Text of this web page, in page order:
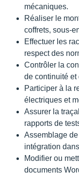
mécaniques.
Réaliser le
coffrets, sous-
Effectuer les
respect des
Contrôler la
de continuité et
Participer à la
électriques et
Assurer la
rapports de
Assemblage
intégration
Modifier ou
documents